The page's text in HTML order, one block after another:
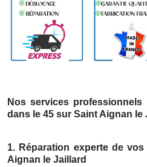
Nos services
dans le 45 sur Saint Aignan le
1. Réparation experte de
Aignan le Jaillard